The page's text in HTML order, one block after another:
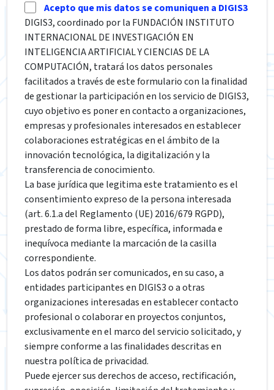
Acepto que mis datos se comuniquen a DIGIS3
DIGIS3, coordinado por la FUNDACIÓN INSTITUTO
INTERNACIONAL DE INVESTIGACIÓN EN
INTELIGENCIA ARTIFICIAL Y CIENCIAS DE LA
COMPUTACIÓN, tratará los datos personales
facilitados a través de este formulario con la finalidad
de gestionar la participación en los servicio de DIGIS3,
cuyo objetivo es poner en contacto a organizaciones,
empresas y profesionales interesados en establecer
colaboraciones estratégicas en el ámbito de la
innovación tecnológica, la digitalización y la
transferencia de conocimiento.
La base jurídica que legitima este tratamiento es el
consentimiento expreso de la persona interesada
(art. 6.1.a del Reglamento (UE) 2016/679 RGPD),
prestado de forma libre, específica, informada e
inequívoca mediante la marcación de la casilla
correspondiente.
Los datos podrán ser comunicados, en su caso, a
entidades participantes en DIGIS3 o a otras
organizaciones interesadas en establecer contacto
profesional o colaborar en proyectos conjuntos,
exclusivamente en el marco del servicio solicitado, y
siempre conforme a las finalidades descritas en
nuestra política de privacidad.
Puede ejercer sus derechos de acceso, rectificación,